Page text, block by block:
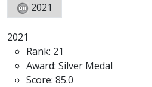
2021
2021
Rank: 21
Award: Silver Medal
Score: 85.0